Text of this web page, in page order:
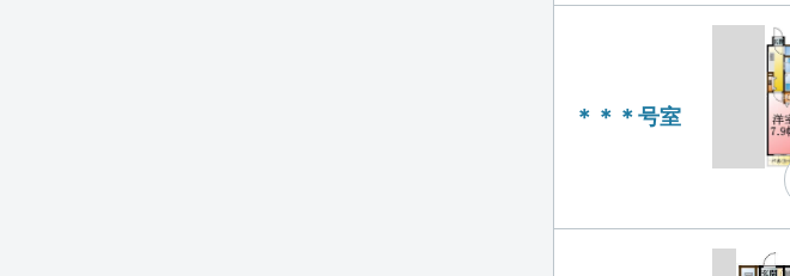
＊＊＊号室